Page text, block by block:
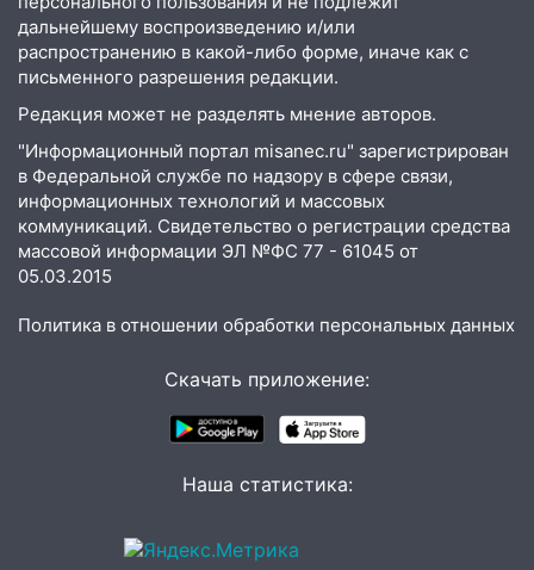
купить тракторы с отсрочкой платежа
до декабря
19:34 В следственном управлении
состоялось торжественное
мероприятие, приуроченное к
празднованию Дня сотрудника органов
следствия Российской Федерации
19:30 Ульяновцев приглашают
поддержать «Симбирскую чебурашку»
18:11
Ульяновская область стала
«Культурное долголетие»
Прогноз погоды в Ульяновской
областной больницы поступили шесть
новых аппаратов ИВЛ
дальнейшему воспроизведению и/или
распространению в какой-либо форме, иначе как с
письменного разрешения редакции.
Редакция может не разделять мнение авторов.
"Информационный портал misanec.ru" зарегистрирован
в Федеральной службе по надзору в сфере связи,
информационных технологий и массовых
коммуникаций. Свидетельство о регистрации средства
массовой информации ЭЛ №ФС 77 - 61045 от
05.03.2015
Политика в отношении обработки персональных данных
Скачать приложение:
Наша статистика: